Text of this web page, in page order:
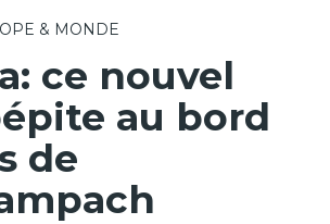
& MONDE
ce nouvel
au bord
de